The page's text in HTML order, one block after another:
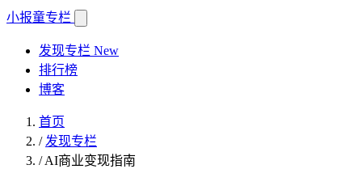
小报童专栏
发现专栏 New
排行榜
博客
首页
/ 发现专栏
/AI商业变现指南